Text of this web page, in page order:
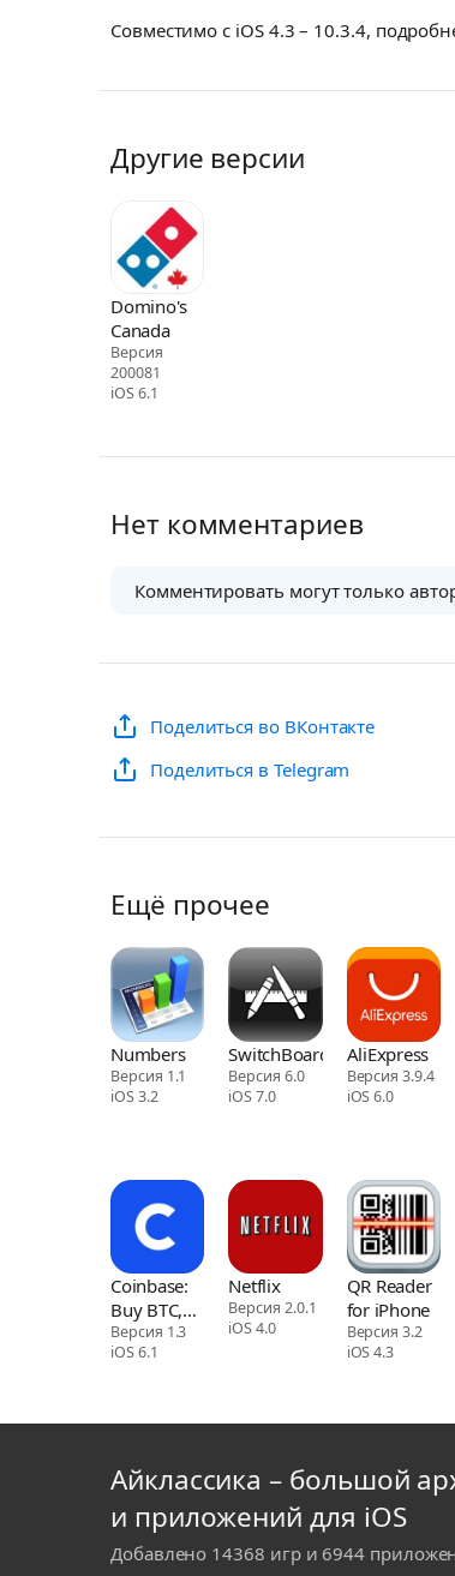
Совместимо с iOS 4.3 – 10.3.4,
Другие версии
Domino's
Canada
Версия
200081
iOS 6.1
Нет комментариев
Комментировать могут только
Поделиться во ВКонтакте
Поделиться в Telegram
Ещё прочее
Numbers
Версия 1.1
iOS 3.2
SwitchBoard
Версия 6.0
iOS 7.0
AliExpress
Версия 3.9.4
iOS 6.0
Coinbase:
Buy BTC,
ETH, SOL
Версия 1.3
iOS 6.1
Netflix
Версия 2.0.1
iOS 4.0
QR Reader
for iPhone
Версия 3.2
iOS 4.3
Айклассика – большой
и приложений для iOS
Добавлено 14368 игр и 6944